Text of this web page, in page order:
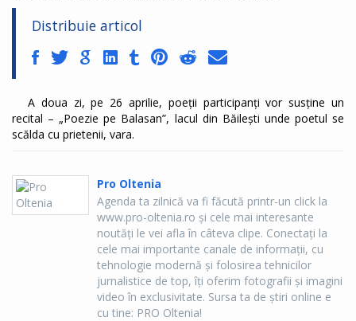
Distribuie articol
A doua zi, pe 26 aprilie, poeții participanți vor susține un
recital – „Poezie pe Balasan”, lacul din Băilești unde poetul se
scălda cu prietenii, vara.
Pro Oltenia
Agenda ta zilnică va fi făcută printr-un click la
www.pro-oltenia.ro şi cele mai interesante
noutăţi le vei afla în câteva clipe. Conectaţi la
cele mai importante canale de informaţii, cu
tehnologie modernă şi folosirea tehnicilor
jurnalistice de top, îţi oferim fotografii şi imagini
video în exclusivitate. Sursa ta de ştiri online e
cu tine: PRO Oltenia!